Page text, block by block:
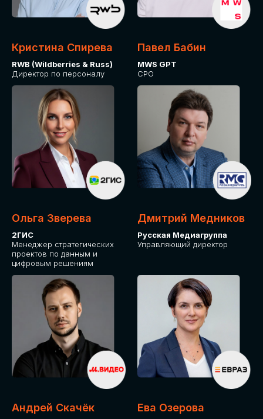
Кристина Спирева
RWB (Wildberries & Russ)
Директор по персоналу
Павел Бабин
MWS GPT
CPO
Ольга Зверева
2ГИС
Менеджер стратегических
проектов по данным и
цифровым решениям
Дмитрий Медников
Русская Медиагруппа
Управляющий директор
Андрей Скачёк Ева Озерова